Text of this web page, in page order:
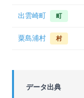
出雲崎町 町
粟島浦村 村
データ出典